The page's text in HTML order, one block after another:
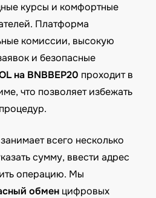
курсы и комфортные
Платформа
комиссии, высокую
и безопасные
на BNBBEP20 проходит в
что позволяет избежать
всего несколько
сумму, ввести адрес
операцию. Мы
обмен цифровых